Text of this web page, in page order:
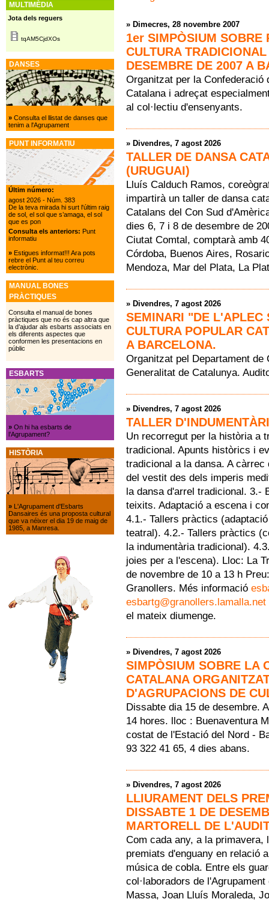
» Dimecres, 28 novembre 2007
1er SIMPÒSIUM SOBRE
CULTURA
DESEMBRE DE 2007 A
Organitzat per la Confederació
Catalana i adreçat
al col·lectiu d'ensenyants.
» Divendres, 7 agost 2026
TALLER DE DANSA
(URUGUAI)
Lluís Calduch Ramos,
impartirà un taller de dansa
Catalans del Con Sud
dies 6, 7 i 8 de desembre de
Ciutat Comtal, comptarà amb
Córdoba, Buenos Aires,
Mendoza, Mar del Plata, La
» Divendres, 7 agost 2026
SEMINARI "DE L'APLEC
CULTURA POPULAR
A BARCELONA.
Organitzat pel Departament
Generalitat de Catalunya.
» Divendres, 7 agost 2026
TALLER
Un recorregut per la història a
tradicional. Apunts històrics i
tradicional a la dansa. A
del vestit des dels imperis
la dansa d'arrel tradicional. 3.-
teixits. Adaptació a escena i
4.1.- Tallers pràctics
teatral). 4.2.- Tallers pràctics
la indumentària tradicional).
joies per a l'escena). Lloc: La
de novembre de 10 a 13 h
Granollers. Més informació
esbartg@granollers.lamalla.net
el mateix diumenge.
» Divendres, 7 agost 2026
SIMPÒSIUM SOBRE LA
CATALANA
D'AGRUPACIONS DE
Dissabte dia 15 de desembre.
14 hores. lloc : Buenaventura
costat de l'Estació del Nord -
93 322 41 65, 4 dies abans.
» Divendres, 7 agost 2026
LLIURAMENT DELS
DISSABTE 1 DE
MARTORELL DE
Com cada any, a la primavera,
premiats d'enguany en relació
música de cobla. Entre els
col·laboradors de
Massa, Joan Lluís Moraleda,
MULTIMÈDIA
Jota dels reguers
tqAM5CjdXOs
DANSES
»Consulta el llistat de danses que
tenim a l'Agrupament
PUNT INFORMATIU
Últim número:
agost 2026 - Núm. 383
De la teva mirada hi surt l'últim raig
de sol, el sol que s’amaga, el sol
que es pon
Consulta els anteriors: Punt
informatiu
»Estigues informat!!! Ara pots
rebre el Punt al teu correu
electrònic.
MANUAL BONES
PRÀCTIQUES
Consulta el manual de bones
pràctiques que no és cap altra que
la d’ajudar als esbarts associats en
els diferents aspectes que
conformen les presentacions en
públic
ESBARTS
»On hi ha esbarts de
l’Agrupament?
HISTÒRIA
» L'Agrupament d'Esbarts
Dansaires és una proposta cultural
que va néixer el dia 19 de maig de
1985, a Manresa.